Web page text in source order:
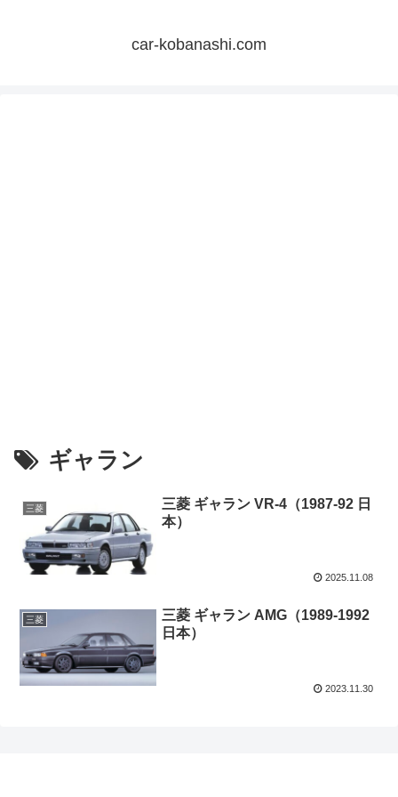
car-kobanashi.com
ギャラン
三菱
三菱 ギャラン VR-4（1987-92 日
本）
2025.11.08
三菱
三菱 ギャラン AMG（1989-1992
日本）
2023.11.30